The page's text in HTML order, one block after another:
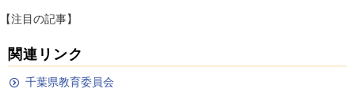
【注目の記事】
関連リンク
千葉県教育委員会